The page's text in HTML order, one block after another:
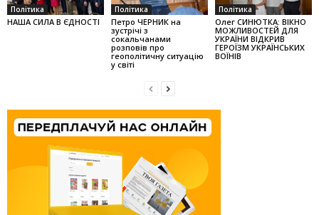
Політика
НАША СИЛА В ЄДНОСТІ
Політика
Петро ЧЕРНИК на
зустрічі з
сокальчанами
розповів про
геополітичну ситуацію
у світі
Політика
Олег СИНЮТКА: ВІКНО
МОЖЛИВОСТЕЙ ДЛЯ
УКРАЇНИ ВІДКРИВ
ГЕРОЇЗМ УКРАЇНСЬКИХ
ВОЇНІВ